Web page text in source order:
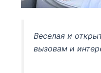
Веселая и
вызовам и